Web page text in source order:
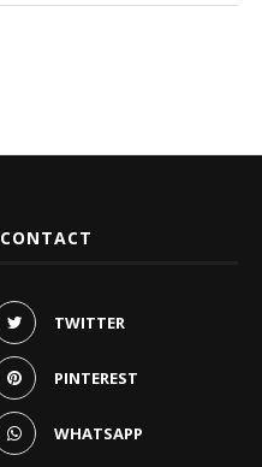
TWITTER
PINTEREST
WHATSAPP